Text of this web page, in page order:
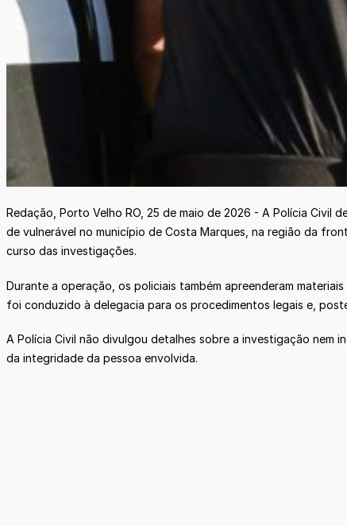
Redação, Porto Velho RO, 25 de maio de 2026 - A Polícia Civil
de vulnerável no município de Costa Marques, na região da
curso das investigações.
Durante a operação, os policiais também apreenderam
foi conduzido à delegacia para os procedimentos legais e,
A Polícia Civil não divulgou detalhes sobre a investigação nem
da integridade da pessoa envolvida.